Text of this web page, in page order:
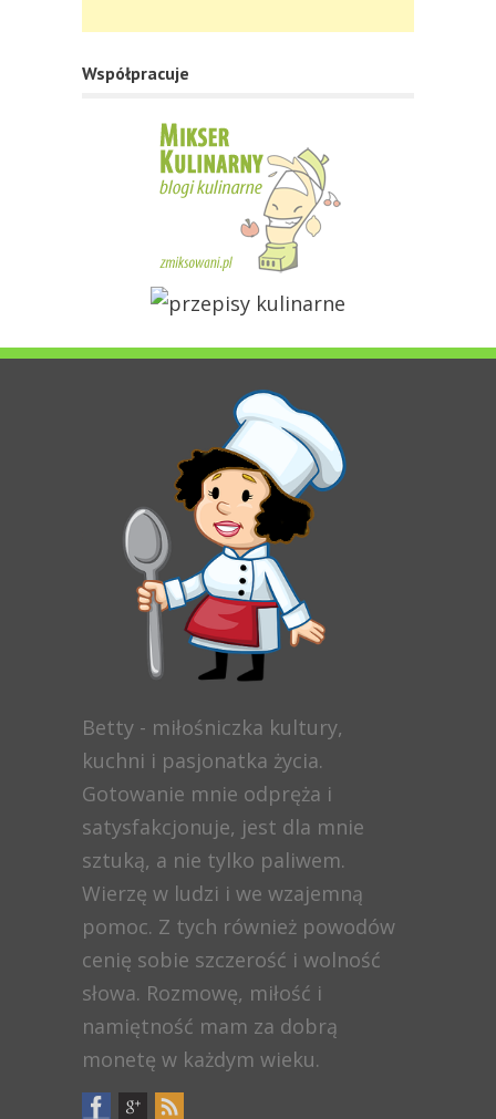
Współpracuje
Betty - miłośniczka kultury,
kuchni i pasjonatka życia.
Gotowanie mnie odpręża i
satysfakcjonuje, jest dla mnie
sztuką, a nie tylko paliwem.
Wierzę w ludzi i we wzajemną
pomoc. Z tych również powodów
cenię sobie szczerość i wolność
słowa. Rozmowę, miłość i
namiętność mam za dobrą
monetę w każdym wieku.